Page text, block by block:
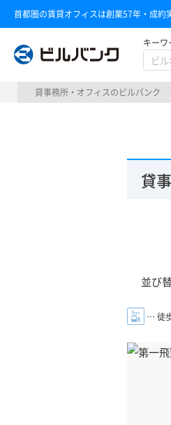
首都圏の賃貸オフィスは創業57年・成約
ビルバン
キーワ
貸事務所・オフィスのビルバンク
貸
並び
… 徒